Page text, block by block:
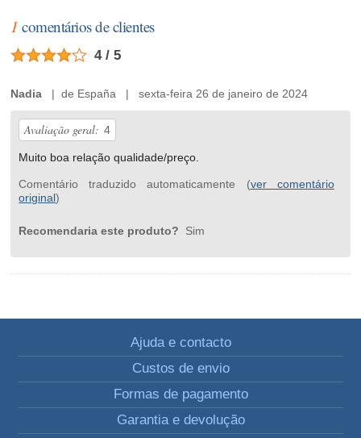
1 comentários de clientes
4 / 5
Nadia | de España | sexta-feira 26 de janeiro de 2024
Avaliação geral: 4
Muito boa relação qualidade/preço.
Comentário traduzido automaticamente (ver comentário
original)
Recomendaria este produto? Sim
Ajuda e contacto
Custos de envio
Formas de pagamento
Garantia e devolução